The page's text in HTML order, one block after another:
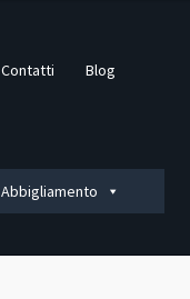
Contatti Blog
Abbigliamento